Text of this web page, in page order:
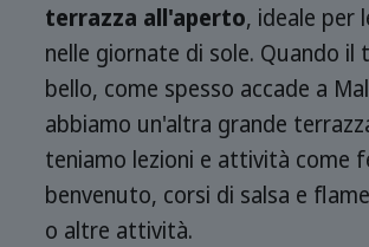
terrazza all'aperto, ideale per
nelle giornate di sole. Quando il
bello, come spesso accade a
abbiamo un'altra grande
teniamo lezioni e attività come
benvenuto, corsi di salsa e
o altre attività.